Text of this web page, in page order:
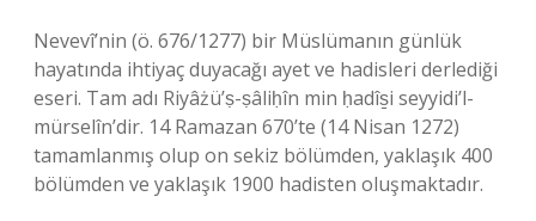
Nevevî’nin (ö. 676/1277) bir Müslümanın günlük
hayatında ihtiyaç duyacağı ayet ve hadisleri derlediği
eseri. Tam adı Riyâżü’ṣ-ṣâliḥîn min ḥadîs̱i seyyidi’l-
mürselîn’dir. 14 Ramazan 670’te (14 Nisan 1272)
tamamlanmış olup on sekiz bölümden, yaklaşık 400
bölümden ve yaklaşık 1900 hadisten oluşmaktadır.